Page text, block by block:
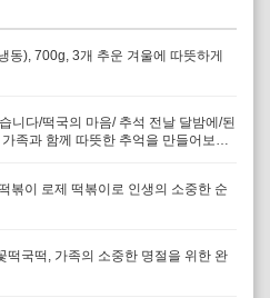
동), 700g, 3개 추운 겨울에 따뜻하게
니다/떡국의 마음/ 추석 전날 달밤에/된
족과 함께 따뜻한 추억을 만들어보세
볶이 로제 떡볶이로 인생의 소중한 순
떡국떡, 가족의 소중한 명절을 위한 완